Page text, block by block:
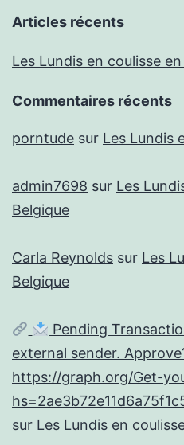
Articles récents
Les Lundis en coulisse
Commentaires récents
porntude sur Les Lundis
admin7698 sur Les
Belgique
Carla Reynolds sur Les
Belgique
Pending
external sender.
https://graph.org/Get-
sur Les Lundis en